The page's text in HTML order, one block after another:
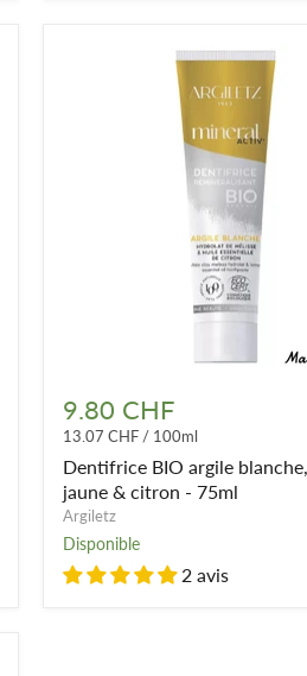
BIO
argile
blanche,
argile
jaune
&
citron
-
75ml
9.80 CHF
13.07 CHF / 100ml
Dentifrice BIO argile
jaune & citron - 75ml
Argiletz
Disponible
2 avis